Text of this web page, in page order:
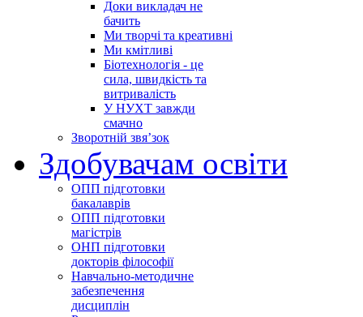
Доки викладач не
бачить
Ми творчі та креативні
Ми кмітливі
Біотехнологія - це
сила, швидкість та
витривалість
У НУХТ завжди
смачно
Зворотній звя’зок
Здобувачам освіти
ОПП підготовки
бакалаврів
ОПП підготовки
магістрів
ОНП підготовки
докторів філософії
Навчально-методичне
забезпечення
дисциплін